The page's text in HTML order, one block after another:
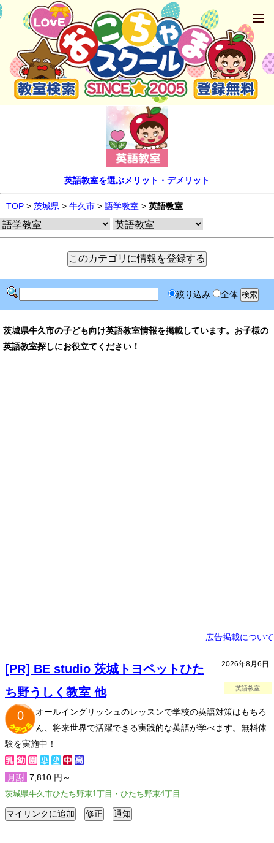
英語教室を選ぶメリット・デメリット
TOP > 茨城県 > 牛久市 > 語学教室 > 英語教室
絞り込み 全体
茨城県牛久市の子ども向け英語教室情報を掲載しています。お子様の
英語教室探しにお役立てください！
広告掲載について
2026年8月6日
英語教室
[PR] BE studio 茨城トヨペットひた
ち野うしく教室 他
0
オールイングリッシュのレッスンで学校の英語対策はもちろ
ん、将来世界で活躍できる実践的な英語が学べます。無料体
験を実施中！
月謝 7,810 円～
茨城県牛久市ひたち野東1丁目・ひたち野東4丁目